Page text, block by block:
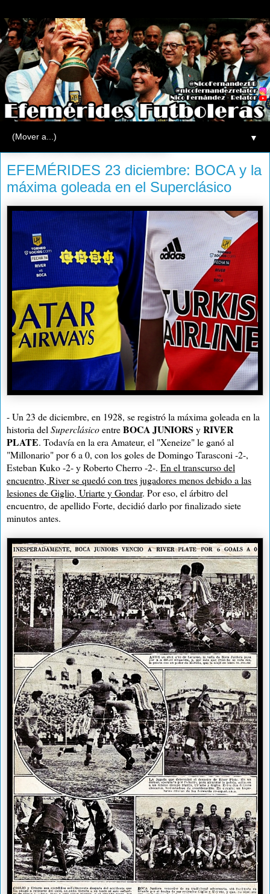
▼
lunes, 23 de diciembre de 2013
EFEMÉRIDES 23 diciembre: BOCA y la
máxima goleada en el Superclásico
- Un 23 de diciembre, en 1928, se registró la máxima goleada en la
historia del SuperclásicoentreBOCA JUNIORS yRIVER
PLATE. Todavía en la era Amateur, el "Xeneize" le ganó al
"Millonario" por 6 a 0, con los goles de Domingo Tarasconi -2-,
Esteban Kuko -2- y Roberto Cherro -2-. En el transcurso del
encuentro, River se quedó con tres jugadores menos debido a las
lesiones de Giglio, Uriarte y Gondar. Por eso, el árbitro del
encuentro, de apellido Forte, decidió darlo por finalizado siete
minutos antes.